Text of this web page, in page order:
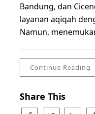
Bandung, dan
layanan aqiqah
Namun,
Continue Reading
Share This